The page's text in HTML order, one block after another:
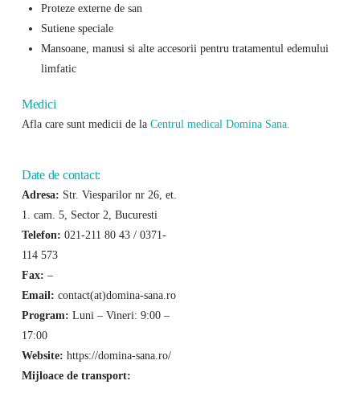
Proteze externe de san
Sutiene speciale
Mansoane, manusi si alte accesorii pentru tratamentul edemului
limfatic
Medici
Afla care sunt medicii de la Centrul medical Domina Sana.
Date de contact:
Adresa: Str. Viesparilor nr 26, et.
1. cam. 5, Sector 2, Bucuresti
Telefon: 021-211 80 43 / 0371-
114 573
Fax: –
Email: contact(at)domina-sana.ro
Program: Luni – Vineri: 9:00 –
17:00
Website: https://domina-sana.ro/
Mijloace de transport: